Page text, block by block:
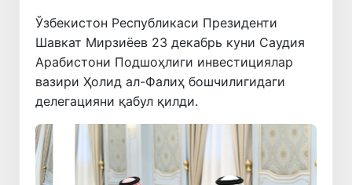
Ўзбекистон Республикаси Президенти
Шавкат Мирзиёев 23 декабрь куни Саудия
Арабистони Подшоҳлиги инвестициялар
вазири Ҳолид ал-Фалиҳ бошчилигидаги
делегацияни қабул қилди.